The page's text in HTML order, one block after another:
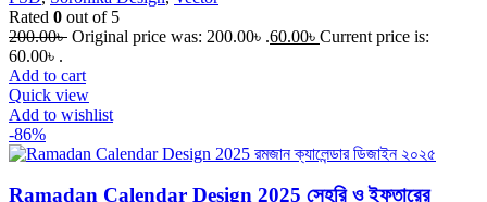
Rated 0 out of 5
200.00৳ Original price was: 200.00৳ .60.00৳ Current price is:
60.00৳ .
Add to cart
Quick view
Add to wishlist
-86%
Ramadan Calendar Design 2025 সেহরি ও ইফতারের